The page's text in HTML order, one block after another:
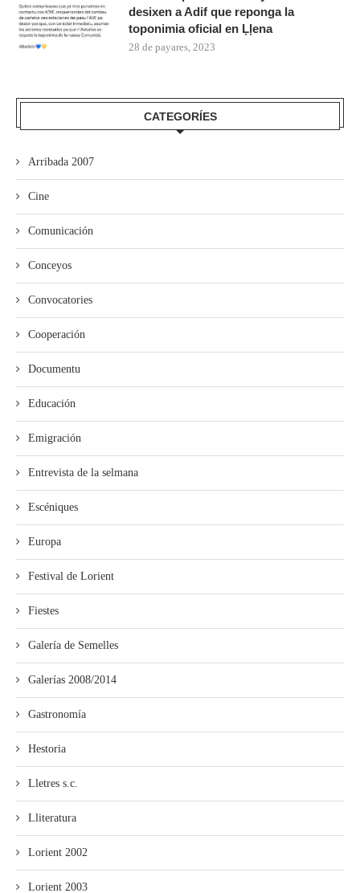
desixen a Adif que reponga la
toponimia oficial en Ḷḷena
28 de payares, 2023
CATEGORÍES
Arribada 2007
Cine
Comunicación
Conceyos
Convocatories
Cooperación
Documentu
Educación
Emigración
Entrevista de la selmana
Escéniques
Europa
Festival de Lorient
Fiestes
Galería de Semelles
Galerías 2008/2014
Gastronomía
Hestoria
Lletres s.c.
Lliteratura
Lorient 2002
Lorient 2003